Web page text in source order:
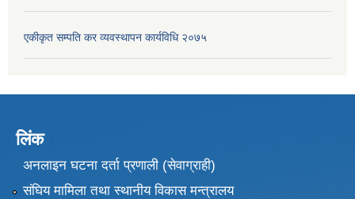
एकीकृत सम्पति कर व्यवस्थापन कार्यविधि २०७५
लिंक
अनलाइन घटना दर्ता प्रणाली (सेवाग्राही)
संघिय मामिला तथा स्थानीय विकास मन्त्रालय